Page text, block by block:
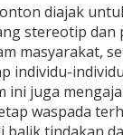
diajak
stereotip dan
masyarakat,
individu-
ini juga
waspada